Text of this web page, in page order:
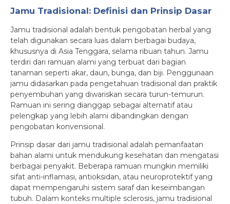
Jamu Tradisional: Definisi dan Prinsip Dasar
Jamu tradisional adalah bentuk pengobatan herbal yang
telah digunakan secara luas dalam berbagai budaya,
khususnya di Asia Tenggara, selama ribuan tahun. Jamu
terdiri dari ramuan alami yang terbuat dari bagian
tanaman seperti akar, daun, bunga, dan biji. Penggunaan
jamu didasarkan pada pengetahuan tradisional dan praktik
penyembuhan yang diwariskan secara turun-temurun.
Ramuan ini sering dianggap sebagai alternatif atau
pelengkap yang lebih alami dibandingkan dengan
pengobatan konvensional.
Prinsip dasar dari jamu tradisional adalah pemanfaatan
bahan alami untuk mendukung kesehatan dan mengatasi
berbagai penyakit. Beberapa ramuan mungkin memiliki
sifat anti-inflamasi, antioksidan, atau neuroprotektif yang
dapat mempengaruhi sistem saraf dan keseimbangan
tubuh. Dalam konteks multiple sclerosis, jamu tradisional